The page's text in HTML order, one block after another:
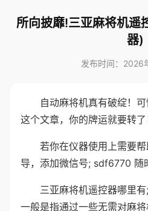
所向披靡!三亚麻将机遥
器)
发布时间：2026
自动麻将机真有破绽！
这个文章，你的牌运就要转了
若你在仪器使用上需要
导，添加微信号; sdf6770 随
三亚麻将机遥控器哪里
一般是指通过一些无需对麻